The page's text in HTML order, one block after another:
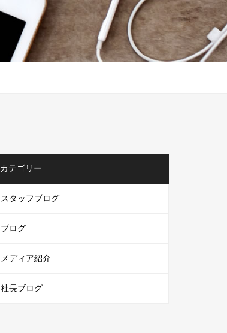
カテゴリー
スタッフブログ
ブログ
メディア紹介
社長ブログ